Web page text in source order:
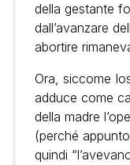
della gestante
dall’avanzare
abortire
Ora, siccome
adduce come
della madre
(perché
quindi